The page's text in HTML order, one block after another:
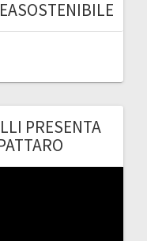
PRESENTA